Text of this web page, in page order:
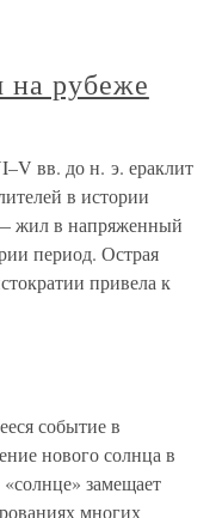
рубеже
вв. до н. э. ераклит
в истории
жил в напряженный
период. Острая
привела к
событие в
нового солнца в
замещает
многих